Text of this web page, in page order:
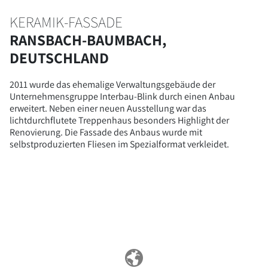
KERAMIK-FASSADE
RANSBACH-BAUMBACH,
DEUTSCHLAND
2011 wurde das ehemalige Verwaltungsgebäude der
Unternehmensgruppe Interbau-Blink durch einen Anbau
erweitert. Neben einer neuen Ausstellung war das
lichtdurchflutete Treppenhaus besonders Highlight der
Renovierung. Die Fassade des Anbaus wurde mit
selbstproduzierten Fliesen im Spezialformat verkleidet.